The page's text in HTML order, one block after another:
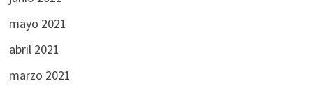
mayo 2021
abril 2021
marzo 2021